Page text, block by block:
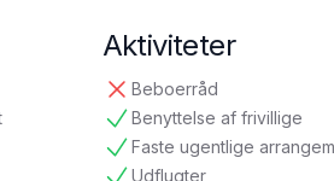
Aktiviteter
Beboerråd
ikke tilgængelig
Benyttelse af frivillige
tilgængelig
Faste ugentlige
tilgængelig
Udflugter